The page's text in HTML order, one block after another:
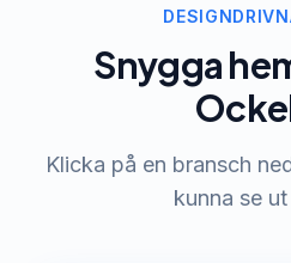
Snygga
Klicka på en bransch
kunna se